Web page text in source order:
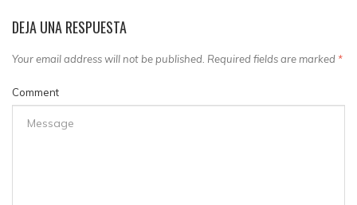
DEJA UNA RESPUESTA
Your email address will not be published. Required fields are marked *
Comment